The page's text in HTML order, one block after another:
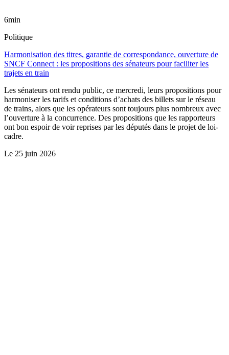
6min
Politique
Harmonisation des titres, garantie de correspondance, ouverture de
SNCF Connect : les propositions des sénateurs pour faciliter les
trajets en train
Les sénateurs ont rendu public, ce mercredi, leurs propositions pour
harmoniser les tarifs et conditions d’achats des billets sur le réseau
de trains, alors que les opérateurs sont toujours plus nombreux avec
l’ouverture à la concurrence. Des propositions que les rapporteurs
ont bon espoir de voir reprises par les députés dans le projet de loi-
cadre.
Le 25 juin 2026